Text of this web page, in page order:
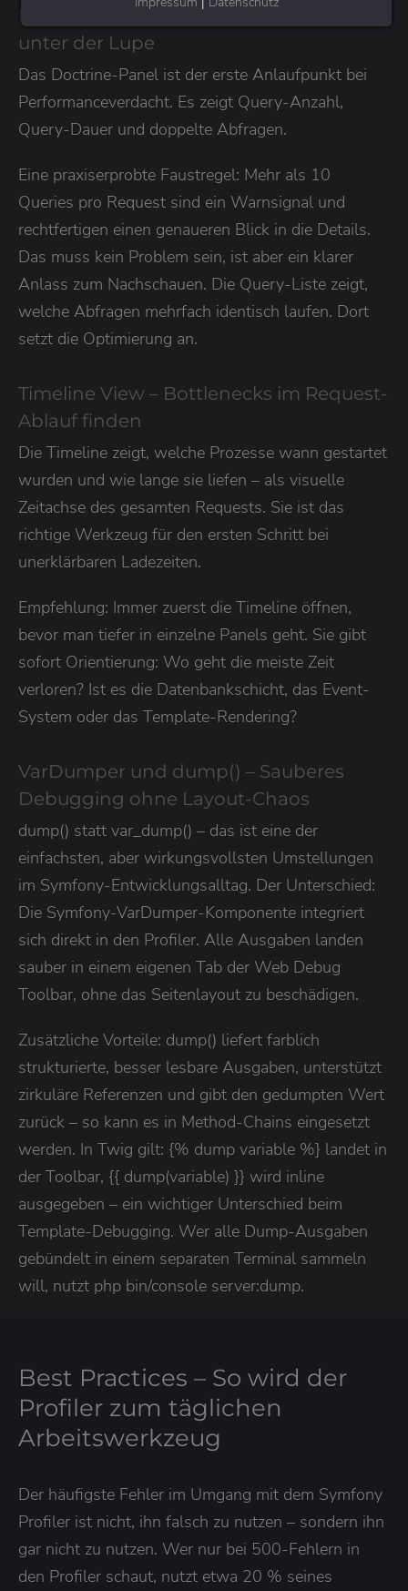
Doctrine Panel – Datenbankabfragen
unter der Lupe
Das Doctrine-Panel ist der erste Anlaufpunkt bei
Performanceverdacht. Es zeigt Query-Anzahl,
Query-Dauer und doppelte Abfragen.
Eine praxiserprobte Faustregel: Mehr als 10
Queries pro Request sind ein Warnsignal und
rechtfertigen einen genaueren Blick in die Details.
Das muss kein Problem sein, ist aber ein klarer
Anlass zum Nachschauen. Die Query-Liste zeigt,
welche Abfragen mehrfach identisch laufen. Dort
setzt die Optimierung an.
Timeline View – Bottlenecks im Request-
Ablauf finden
Die Timeline zeigt, welche Prozesse wann gestartet
wurden und wie lange sie liefen – als visuelle
Zeitachse des gesamten Requests. Sie ist das
richtige Werkzeug für den ersten Schritt bei
unerklärbaren Ladezeiten.
Empfehlung: Immer zuerst die Timeline öffnen,
bevor man tiefer in einzelne Panels geht. Sie gibt
sofort Orientierung: Wo geht die meiste Zeit
verloren? Ist es die Datenbankschicht, das Event-
System oder das Template-Rendering?
VarDumper und dump() – Sauberes
Debugging ohne Layout-Chaos
dump() statt var_dump() – das ist eine der
einfachsten, aber wirkungsvollsten Umstellungen
im Symfony-Entwicklungsalltag. Der Unterschied:
Die Symfony-VarDumper-Komponente integriert
sich direkt in den Profiler. Alle Ausgaben landen
sauber in einem eigenen Tab der Web Debug
Toolbar, ohne das Seitenlayout zu beschädigen.
Zusätzliche Vorteile: dump() liefert farblich
strukturierte, besser lesbare Ausgaben, unterstützt
zirkuläre Referenzen und gibt den gedumpten Wert
zurück – so kann es in Method-Chains eingesetzt
werden. In Twig gilt: {% dump variable %} landet in
der Toolbar, {{ dump(variable) }} wird inline
ausgegeben – ein wichtiger Unterschied beim
Template-Debugging. Wer alle Dump-Ausgaben
gebündelt in einem separaten Terminal sammeln
will, nutzt php bin/console server:dump.
Best Practices – So wird der
Profiler zum täglichen
Arbeitswerkzeug
Der häufigste Fehler im Umgang mit dem Symfony
Profiler ist nicht, ihn falsch zu nutzen – sondern ihn
gar nicht zu nutzen. Wer nur bei 500-Fehlern in
den Profiler schaut, nutzt etwa 20 % seines